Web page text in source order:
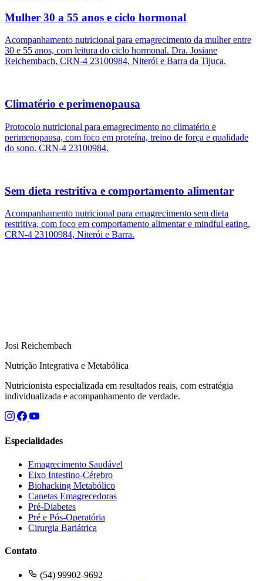
Josi Reichembach
Nutrição Integrativa e Metabólica
Nutricionista especializada em resultados reais, com estratégia
individualizada e acompanhamento de verdade.
Especialidades
Emagrecimento Saudável
Eixo Intestino-Cérebro
Biohacking Metabólico
Canetas Emagrecedoras
Pré-Diabetes
Pré e Pós-Operatória
Cirurgia Bariátrica
Contato
(54) 99902-9692